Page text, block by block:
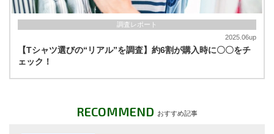
調査レポート
2025.06up
【Tシャツ選びの“リアル”を調査】約6割が購入時に〇〇をチ
ェック！
RECOMMEND おすすめ記事